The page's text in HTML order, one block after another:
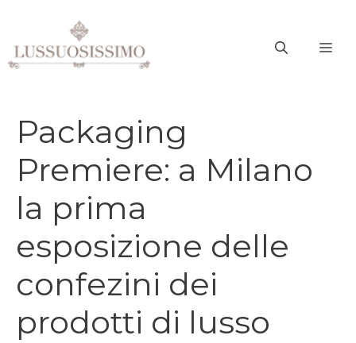
contenuto
Packaging
Premiere: a Milano
la prima
esposizione delle
confezini dei
prodotti di lusso